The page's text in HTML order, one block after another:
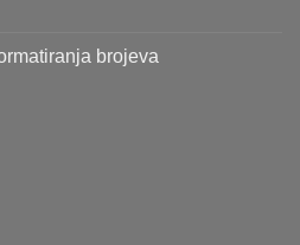
brojeva